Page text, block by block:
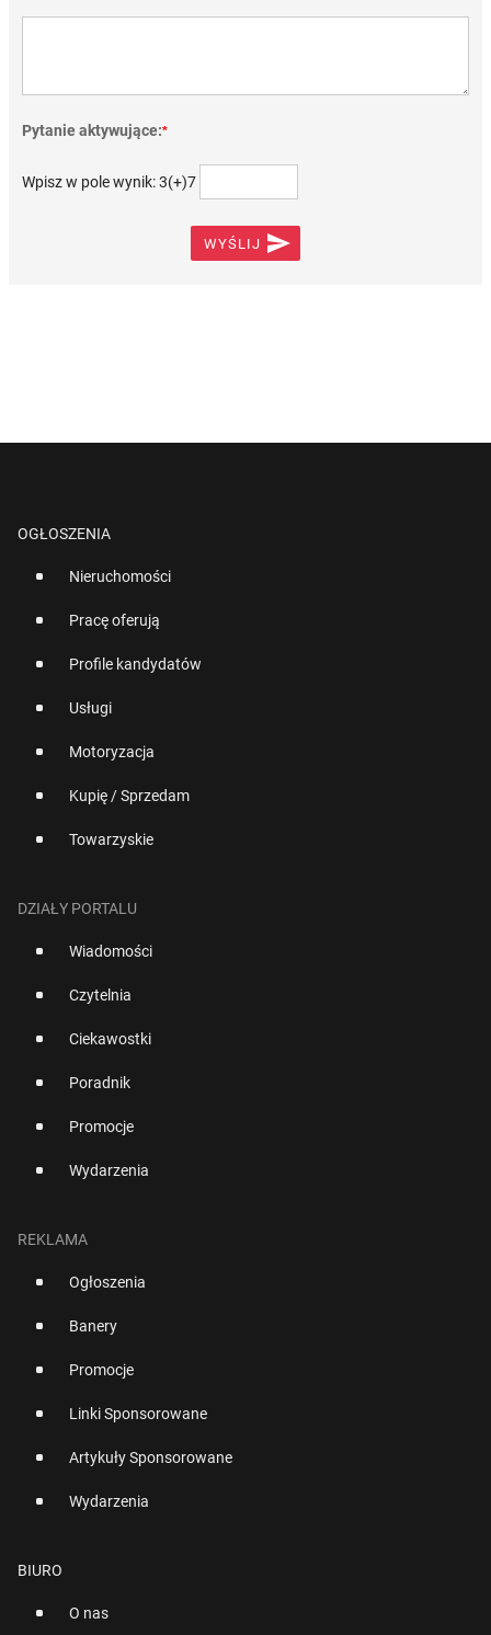
Pytanie aktywujące:*
Wpisz w pole wynik: 3(+)7
WYŚLIJ 
OGŁOSZENIA
Nieruchomości
Pracę oferują
Profile kandydatów
Usługi
Motoryzacja
Kupię / Sprzedam
Towarzyskie
DZIAŁY PORTALU
Wiadomości
Czytelnia
Ciekawostki
Poradnik
Promocje
Wydarzenia
REKLAMA
Ogłoszenia
Banery
Promocje
Linki Sponsorowane
Artykuły Sponsorowane
Wydarzenia
BIURO
O nas